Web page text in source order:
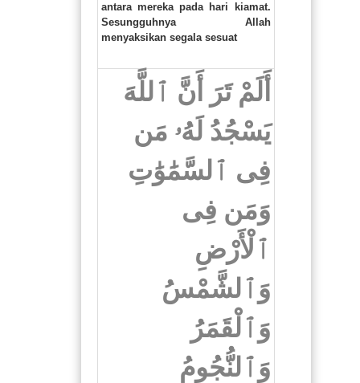
antara mereka pada hari kiamat.
Sesungguhnya Allah
menyaksikan segala sesuat
أَلَمْ تَرَ أَنَّ ٱللَّهَ
يَسْجُدُ لَهُۥ مَن
فِى ٱلسَّمَٰوَٰتِ
وَمَن فِى
ٱلْأَرْضِ
وَٱلشَّمْسُ
وَٱلْقَمَرُ
وَٱلنُّجُومُ